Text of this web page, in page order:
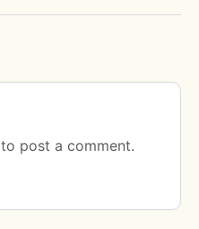
to post a comment.